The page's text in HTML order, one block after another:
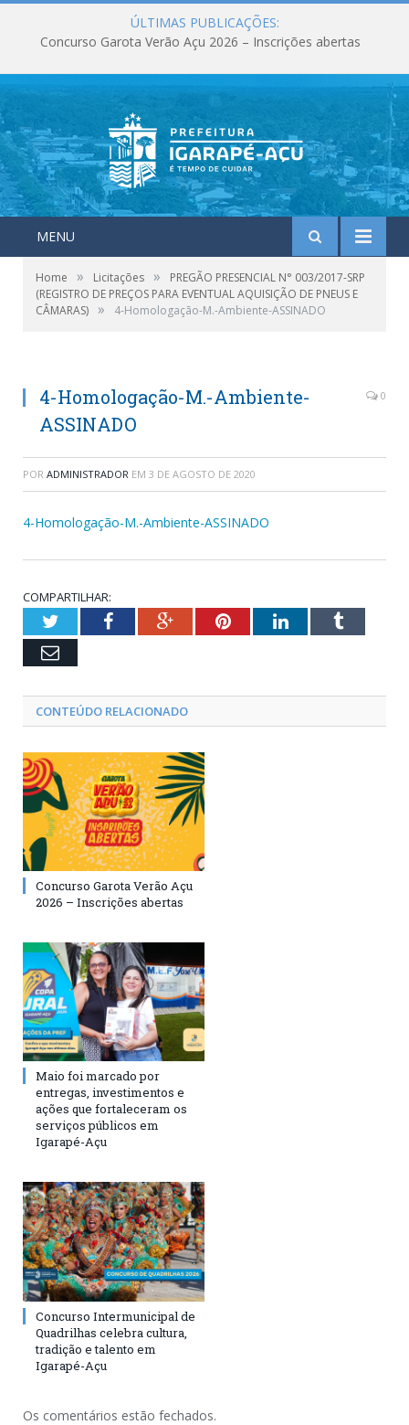
ÚLTIMAS PUBLICAÇÕES:
Concurso Garota Verão Açu 2026 – Inscrições abertas
MENU
Home » Licitações »
PREGÃO PRESENCIAL N° 003/2017-SRP
(REGISTRO DE PREÇOS PARA EVENTUAL AQUISIÇÃO DE PNEUS E
CÂMARAS) » 4-Homologação-M.-Ambiente-ASSINADO
4-Homologação-M.-Ambiente-
ASSINADO
0
POR ADMINISTRADOR EM 3 DE AGOSTO DE 2020
4-Homologação-M.-Ambiente-ASSINADO
COMPARTILHAR:
TwitterFacebookGoogle+PinterestLinkedInTumblr
Email
CONTEÚDO RELACIONADO
Concurso Garota Verão Açu
2026 – Inscrições abertas
Maio foi marcado por
entregas, investimentos e
ações que fortaleceram os
serviços públicos em
Igarapé-Açu
Concurso Intermunicipal de
Quadrilhas celebra cultura,
tradição e talento em
Igarapé-Açu
Os comentários estão fechados.